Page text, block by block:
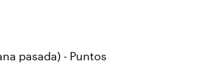
pasada) - Puntos